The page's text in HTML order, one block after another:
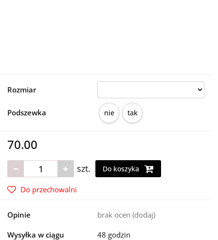
Rozmiar
Podszewka nie tak
70.00
szt. Do koszyka
Do przechowalni
Opinie brak ocen (dodaj)
Wysyłka w ciągu 48 godzin